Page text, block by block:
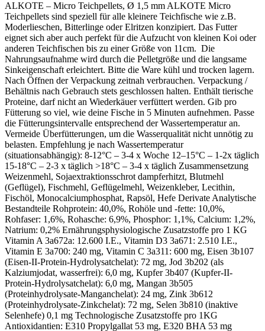
ALKOTE – Micro Teichpellets, Ø 1,5 mm ALKOTE Micro
Teichpellets sind speziell für alle kleinere Teichfische wie z.B.
Moderlieschen, Bitterlinge oder Elritzen konzipiert. Das Futter
eignet sich aber auch perfekt für die Aufzucht von kleinen Koi oder
anderen Teichfischen bis zu einer Größe von 11cm. Die
Nahrungsaufnahme wird durch die Pelletgröße und die langsame
Sinkeigenschaft erleichtert. Bitte die Ware kühl und trocken lagern.
Nach Öffnen der Verpackung zeitnah verbrauchen. Verpackung /
Behältnis nach Gebrauch stets geschlossen halten. Enthält tierische
Proteine, darf nicht an Wiederkäuer verfüttert werden. Gib pro
Fütterung so viel, wie deine Fische in 5 Minuten aufnehmen. Passe
die Fütterungsintervalle entsprechend der Wassertemperatur an.
Vermeide Überfütterungen, um die Wasserqualität nicht unnötig zu
belasten. Empfehlung je nach Wassertemperatur
(situationsabhängig): 8-12°C – 3-4 x Woche 12–15°C – 1-2x täglich
15-18°C – 2-3 x täglich >18°C – 3-4 x täglich Zusammensetzung
Weizenmehl, Sojaextraktionsschrot dampferhitzt, Blutmehl
(Geflügel), Fischmehl, Geflügelmehl, Weizenkleber, Lecithin,
Fischöl, Monocalciumphosphat, Rapsöl, Hefe Derivate Analytische
Bestandteile Rohprotein: 40,0%, Rohöle und -fette: 10,0%,
Rohfaser: 1,6%, Rohasche: 6,9%, Phosphor: 1,1%, Calcium: 1,2%,
Natrium: 0,2% Ernährungsphysiologische Zusatzstoffe pro 1 KG
Vitamin A 3a672a: 12.600 I.E., Vitamin D3 3a671: 2.510 I.E.,
Vitamin E 3a700: 240 mg, Vitamin C 3a311: 600 mg, Eisen 3b107
(Eisen-II-Protein-Hydrolysatchelat): 72 mg, Jod 3b202 (als
Kalziumjodat, wasserfrei): 6,0 mg, Kupfer 3b407 (Kupfer-II-
Protein-Hydrolysatchelat): 6,0 mg, Mangan 3b505
(Proteinhydrolysate-Manganchelat): 24 mg, Zink 3b612
(Proteinhydrolysate-Zinkchelat): 72 mg, Selen 3b810 (inaktive
Selenhefe) 0,1 mg Technologische Zusatzstoffe pro 1KG
Antioxidantien: E310 Propylgallat 53 mg, E320 BHA 53 mg